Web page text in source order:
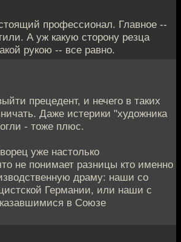
профессионал. Главное --
А уж какую сторону резца
рукою -- все равно.
прецедент, и нечего в таких
Даже истерики "художника
- тоже плюс.
уже настолько
не понимает разницы кто именно
драму: наши со
Германии, или наши с
в Союзе